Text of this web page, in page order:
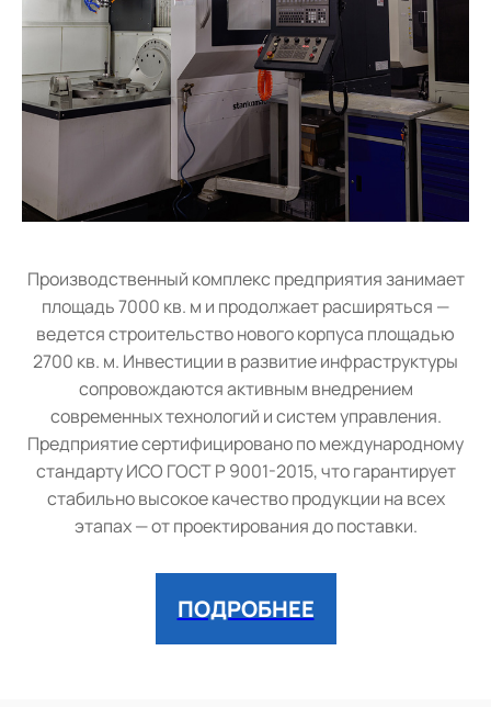
Производственный комплекс предприятия занимает
площадь 7000 кв. м и продолжает расширяться —
ведется строительство нового корпуса площадью
2700 кв. м. Инвестиции в развитие инфраструктуры
сопровождаются активным внедрением
современных технологий и систем управления.
Предприятие сертифицировано по международному
стандарту ИСО ГОСТ Р 9001-2015, что гарантирует
стабильно высокое качество продукции на всех
этапах — от проектирования до поставки.
ПОДРОБНЕЕ